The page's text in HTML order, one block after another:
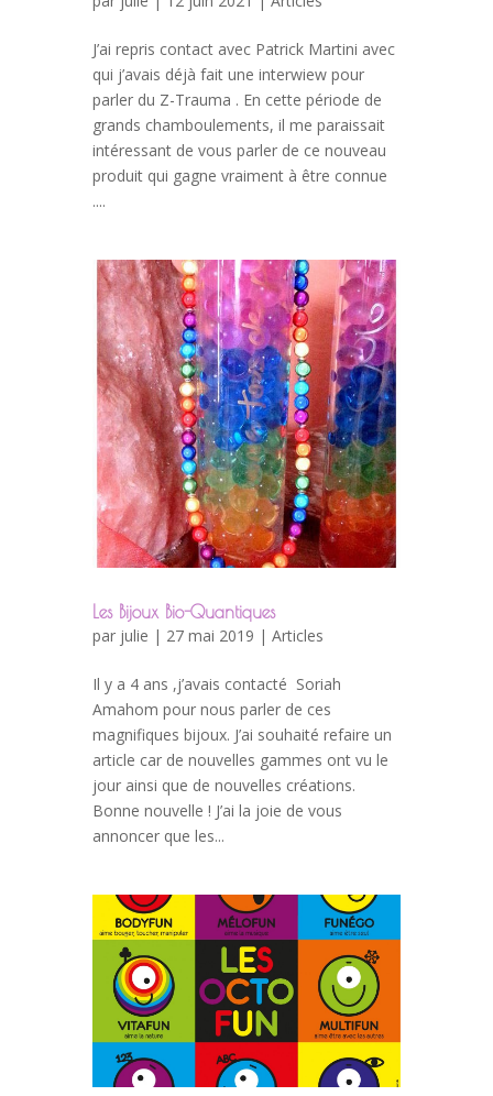
J’ai repris contact avec Patrick Martini avec
qui j’avais déjà fait une interwiew pour
parler du Z-Trauma . En cette période de
grands chamboulements, il me paraissait
intéressant de vous parler de ce nouveau
produit qui gagne vraiment à être connue
....
Les Bijoux Bio-Quantiques
par julie | 27 mai 2019 | Articles
Il y a 4 ans ,j’avais contacté Soriah
Amahom pour nous parler de ces
magnifiques bijoux. J’ai souhaité refaire un
article car de nouvelles gammes ont vu le
jour ainsi que de nouvelles créations.
Bonne nouvelle ! J’ai la joie de vous
annoncer que les...